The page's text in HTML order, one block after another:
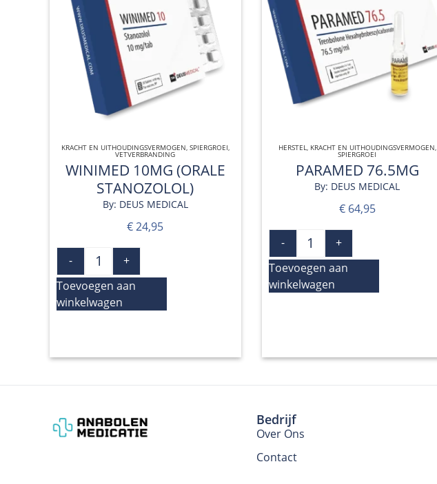
QUICK VIEW
KRACHT EN UITHOUDINGSVERMOGEN, SPIERGROEI,
VETVERBRANDING
WINIMED 10MG (ORALE
STANOZOLOL)
By: DEUS MEDICAL
€24,95
-
+
Toevoegen aan
winkelwagen
QUICK VIEW
HERSTEL, KRACHT EN UITHOUDINGSVERMOGEN,
SPIERGROEI
PARAMED 76.5MG
By: DEUS MEDICAL
€64,95
-
+
Toevoegen aan
winkelwagen
Bedrijf
Over Ons
Contact